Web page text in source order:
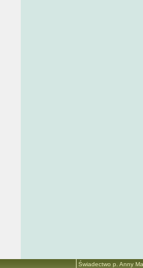
Świadectwo p. Anny